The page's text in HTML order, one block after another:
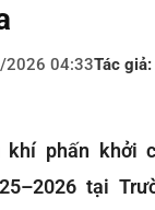
2026 04:33Tác giả:
khí phấn khởi
tại